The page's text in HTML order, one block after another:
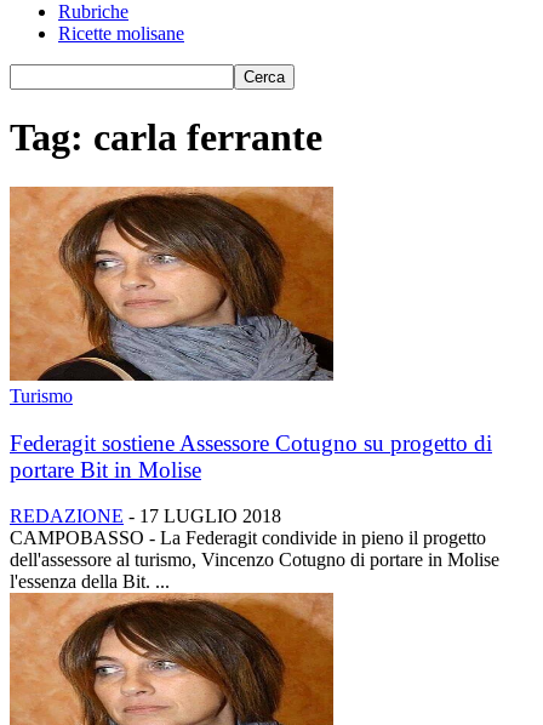
Rubriche
Ricette molisane
Tag: carla ferrante
Turismo
Federagit sostiene Assessore Cotugno su progetto di
portare Bit in Molise
REDAZIONE - 17 LUGLIO 2018
CAMPOBASSO - La Federagit condivide in pieno il progetto
dell'assessore al turismo, Vincenzo Cotugno di portare in Molise
l'essenza della Bit. ...